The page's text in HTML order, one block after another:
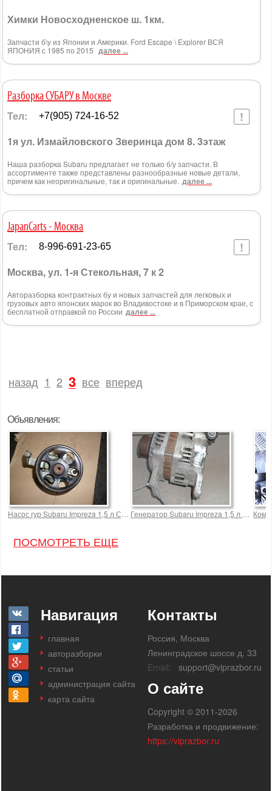
Химки Новосходненское ш. 1км.
Запчасти б\у из Японии и Америки. Ford Escape \ Explorer ВСЯ
ЯПОНИЯ с 1985 по 2015 далее ...
Разборка СУБАРУ в Москве
Тел: +7(905) 724-16-52
1я ул. Измайловского Зверинца дом 8. 3этаж
Наша разборка Subaru предлагает не только б/у запчасти. В
ассортименте также представлены разнообразные новые детали,
причем как неоригинальные, так и оригинальные. далее ...
JapanCarts - Москва
Тел: 8-996-691-23-65
Москва, ул. 1-я Стекольная, 7 к 2
Авторазборка контрактных бу и новых запчастей для легковых и
грузовых авто японских марок во Владивостоке и в Приморском крае, с
бесплатной отправкой по России далее ...
назад 1 2 3 все вперед
Объявления:
Насос гур Subaru Impreza 1,5 л Субару Импреза 5000,0 р.
Генератор Subaru Impreza 1,5 л
ПОСМОТРЕТЬ ЕЩЕ
Навигация
главная
авторазборки
статьи
администрация сайта
карта сайта
Контакты
Россия, Москва
Ленинградское шоссе д. 33
Email:
support@viprazbor.ru
О сайте
Copyright © 2011-2026
Разработка и продвижение:
https://viprazbor.ru